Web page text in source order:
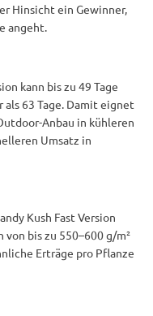
Hinsicht ein Gewinner,
angeht.
kann bis zu 49 Tage
63 Tage. Damit eignet
Anbau in kühleren
Umsatz in
Kush Fast Version
bis zu 550–600 g/m²
Erträge pro Pflanze